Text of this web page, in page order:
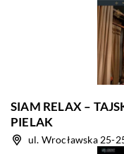
SIAM RELAX –
PIELAK
ul. Wrocławska 25-